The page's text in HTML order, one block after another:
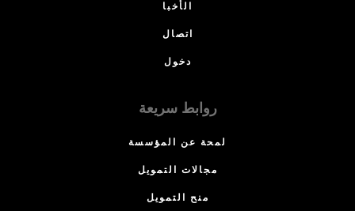
الأخبا
اتصال
دخول
روابط سريعة
لمحة عن المؤسسة
مجالات التمويل
منح التمويل